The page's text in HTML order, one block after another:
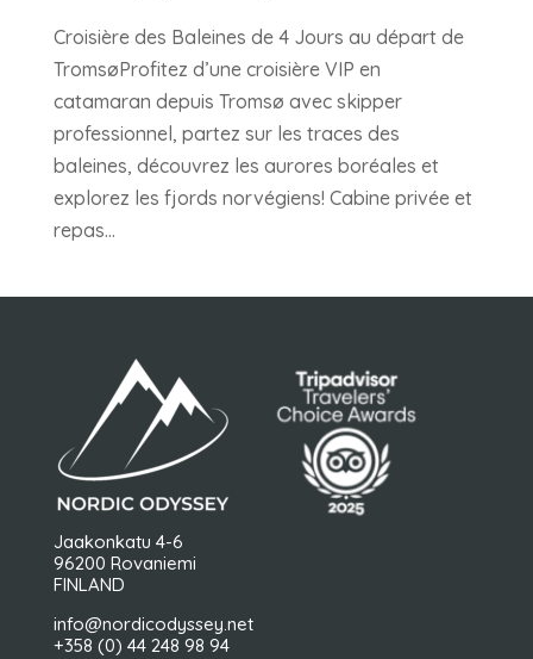
Croisière des Baleines de 4 Jours au départ de
TromsøProfitez d’une croisière VIP en
catamaran depuis Tromsø avec skipper
professionnel, partez sur les traces des
baleines, découvrez les aurores boréales et
explorez les fjords norvégiens! Cabine privée et
repas...
Jaakonkatu 4-6
96200 Rovaniemi
FINLAND
info@nordicodyssey.net
+358 (0) 44 248 98 94